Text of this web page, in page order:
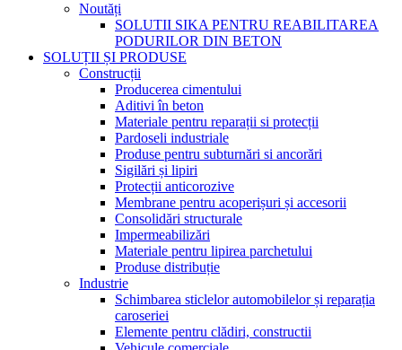
Noutăți
SOLUTII SIKA PENTRU REABILITAREA
PODURILOR DIN BETON
SOLUȚII ȘI PRODUSE
Construcții
Producerea cimentului
Aditivi în beton
Materiale pentru reparații si protecții
Pardoseli industriale
Produse pentru subturnări si ancorări
Sigilări și lipiri
Protecții anticorozive
Membrane pentru acoperișuri și accesorii
Consolidări structurale
Impermeabilizări
Materiale pentru lipirea parchetului
Produse distribuție
Industrie
Schimbarea sticlelor automobilelor și reparația
caroseriei
Elemente pentru clădiri, constructii